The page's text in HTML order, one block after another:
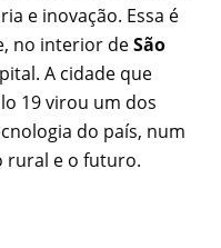
e inovação. Essa é
no interior deSão
A cidade que
19 virou um dos
do país, num
rural e o futuro.